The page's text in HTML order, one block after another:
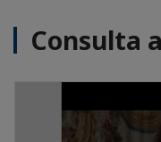
Consulta